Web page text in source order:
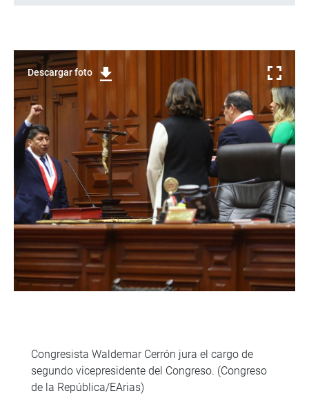
Descargar foto
Congresista Waldemar Cerrón jura el cargo de
segundo vicepresidente del Congreso. (Congreso
de la República/EArias)